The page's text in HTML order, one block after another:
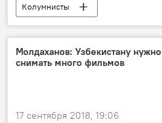
Колумнисты
Молдаханов: Узбекистану нужно
снимать много фильмов
17 сентября 2018, 19:06